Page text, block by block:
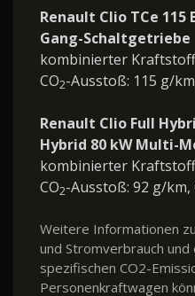
Renault Clio TCe 115
Gang-Schaltgetriebe
kombinierter
CO2-Ausstoß: 115 g/
Renault Clio Full
Hybrid 80 kW Multi-
kombinierter
CO2-Ausstoß: 92 g/km,
Weitere Informationen
und Stromverbrauch und
spezifischen CO2-
Personenkraftwagen